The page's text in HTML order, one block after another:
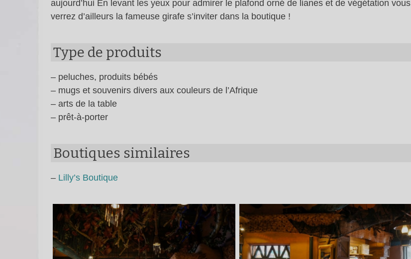
aujourd’hui En levant les yeux pour admirer le plafond orné de lianes et de végétation vous
verrez d’ailleurs la fameuse girafe s’inviter dans la boutique !
Type de produits
– peluches, produits bébés
– mugs et souvenirs divers aux couleurs de l’Afrique
– arts de la table
– prêt-à-porter
Boutiques similaires
– Lilly’s Boutique